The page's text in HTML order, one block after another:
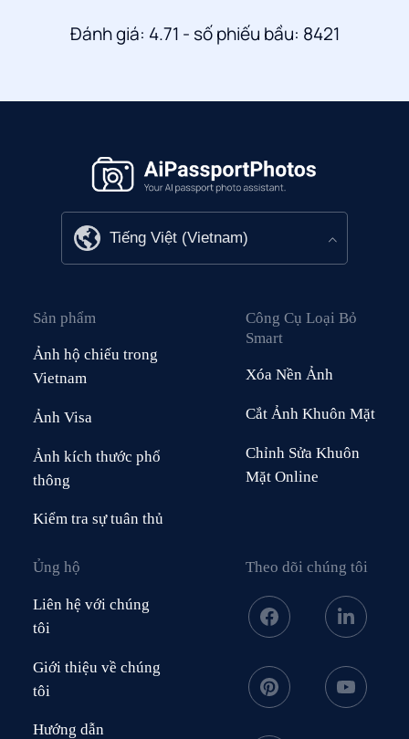
Đánh giá: 4.71 - số phiếu bầu: 8421
Sản phẩm
Ảnh hộ chiếu trong
Vietnam
Ảnh Visa
Ảnh kích thước phổ
thông
Kiểm tra sự tuân thủ
Công Cụ Loại Bỏ
Smart
Xóa Nền Ảnh
Cắt Ảnh Khuôn Mặt
Chỉnh Sửa Khuôn
Mặt Online
Ủng hộ
Liên hệ với chúng
tôi
Giới thiệu về chúng
tôi
Hướng dẫn
Theo dõi chúng tôi